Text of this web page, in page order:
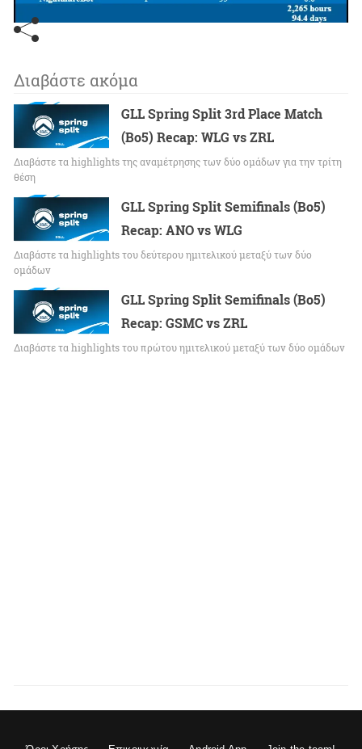
Διαβάστε ακόμα
GLL Spring Split 3rd Place Match
(Bo5) Recap: WLG vs ZRL
Διαβάστε τα highlights της αναμέτρησης των δύο ομάδων για την τρίτη
θέση
GLL Spring Split Semifinals (Bo5)
Recap: ANO vs WLG
Διαβάστε τα highlights του δεύτερου ημιτελικού μεταξύ των δύο
ομάδων
GLL Spring Split Semifinals (Bo5)
Recap: GSMC vs ZRL
Διαβάστε τα highlights του πρώτου ημιτελικού μεταξύ των δύο ομάδων